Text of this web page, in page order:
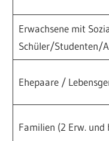
Erwachsene mit
Schüler/Studenten/
Ehepaare /
Familien (2 Erw. und